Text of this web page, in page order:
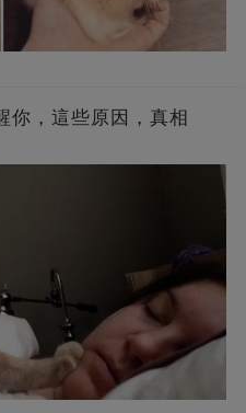
你，這些原因，真相